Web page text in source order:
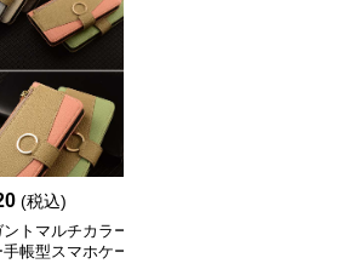
(税込)
トマルチカラー
手帳型スマホケー